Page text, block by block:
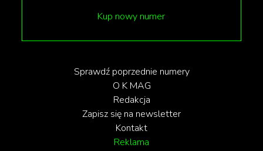
Kup nowy numer
Sprawdź poprzednie numery
O K MAG
Redakcja
Zapisz się na newsletter
Kontakt
Reklama